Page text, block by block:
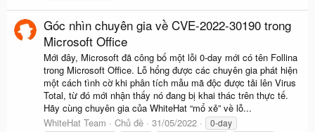
Góc nhìn chuyên gia về CVE-2022-30190 trong
Microsoft Office
Mới đây, Microsoft đã công bố một lỗi 0-day mới có tên Follina
trong Microsoft Office. Lỗ hổng được các chuyên gia phát hiện
một cách tình cờ khi phân tích mẫu mã độc được tải lên Virus
Total, từ đó mới nhận thấy nó đang bị khai thác trên thực tế.
Hãy cùng chuyên gia của WhiteHat “mổ xẻ” về lỗ...
WhiteHat Team
Chủ đề 31/05/2022
0-day